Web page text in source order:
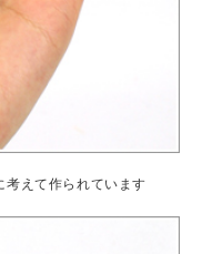
えて作られています